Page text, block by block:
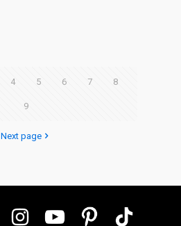
4 5 6 7 8
9
Next page